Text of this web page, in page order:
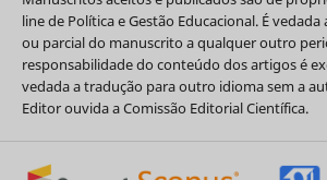
line de Política e Gestão Educacional. É
ou parcial do manuscrito a qualquer outro
responsabilidade do conteúdo dos artigos é
vedada a tradução para outro idioma sem a
Editor ouvida a Comissão Editorial Científica.